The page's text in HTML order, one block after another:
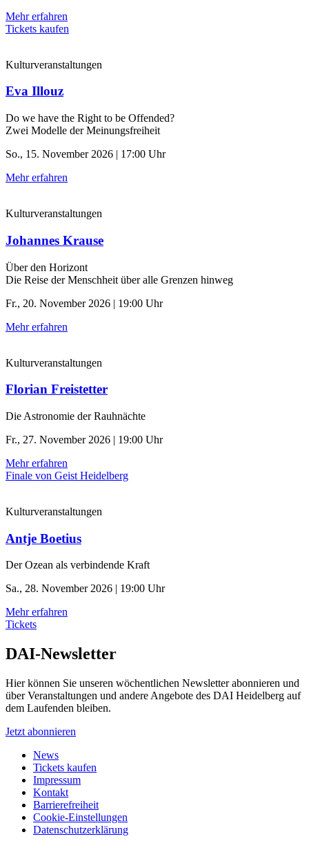
Mehr erfahren
Tickets kaufen
Kulturveranstaltungen
Eva Illouz
Do we have the Right to be Offended?
Zwei Modelle der Meinungsfreiheit
So., 15. November 2026 | 17:00 Uhr
Mehr erfahren
Kulturveranstaltungen
Johannes Krause
Über den Horizont
Die Reise der Menschheit über alle Grenzen hinweg
Fr., 20. November 2026 | 19:00 Uhr
Mehr erfahren
Kulturveranstaltungen
Florian Freistetter
Die Astronomie der ­Rauhnächte
Fr., 27. November 2026 | 19:00 Uhr
Mehr erfahren
Finale von Geist Heidelberg
Kulturveranstaltungen
Antje Boetius
Der Ozean als verbindende Kraft
Sa., 28. November 2026 | 19:00 Uhr
Mehr erfahren
Tickets
DAI-Newsletter
Hier können Sie unseren wöchentlichen Newsletter abonnieren und
über Veranstaltungen und andere Angebote des DAI Heidelberg auf
dem Laufenden bleiben.
Jetzt abonnieren
News
Tickets kaufen
Impressum
Kontakt
Barrierefreiheit
Cookie-Einstellungen
Datenschutzerklärung